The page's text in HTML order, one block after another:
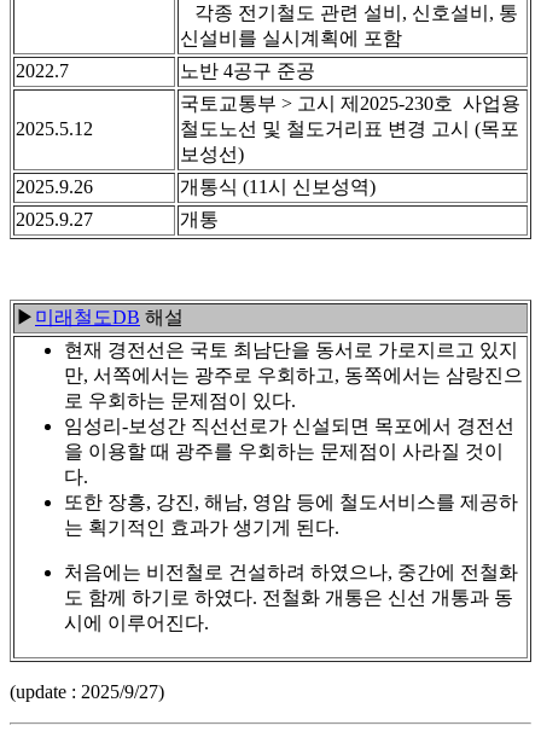
각종 전기철도 관련 설비, 신호설비, 통
신설비를 실시계획에 포함
2022.7
노반 4공구 준공
2025.5.12
국토교통부 > 고시 제2025-230호 사업용
철도노선 및 철도거리표 변경 고시 (목포
보성선)
2025.9.26
개통식 (11시 신보성역)
2025.9.27
개통
▶ 미래철도DB 해설
현재 경전선은 국토 최남단을 동서로 가로지르고 있지
만, 서쪽에서는 광주로 우회하고, 동쪽에서는 삼랑진으
로 우회하는 문제점이 있다.
임성리-보성간 직선선로가 신설되면 목포에서 경전선
을 이용할 때 광주를 우회하는 문제점이 사라질 것이
다.
또한 장흥, 강진, 해남, 영암 등에 철도서비스를 제공하
는 획기적인 효과가 생기게 된다.
처음에는 비전철로 건설하려 하였으나, 중간에 전철화
도 함께 하기로 하였다. 전철화 개통은 신선 개통과 동
시에 이루어진다.
(update : 2025/9/27)